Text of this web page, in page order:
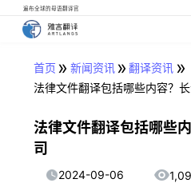
遍布全球的母语翻译官
首页 » 新闻资讯» 翻译资讯 »
法律文件翻译包括哪些内容？
法律文件翻译包括哪些
司
2024-09-06